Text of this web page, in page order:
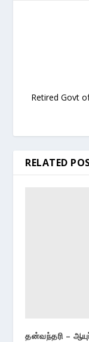
Retired Govt
RELATED
தன்வந்தரி –